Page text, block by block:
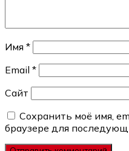
Имя *
Email *
Сайт
Сохранить моё имя,
браузере для